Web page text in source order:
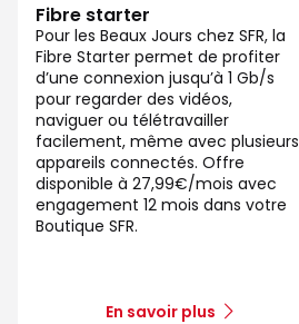
Fibre starter
Pour les Beaux Jours chez SFR, la
Fibre Starter permet de profiter
d’une connexion jusqu’à 1 Gb/s
pour regarder des vidéos,
naviguer ou télétravailler
facilement, même avec plusieurs
appareils connectés. Offre
disponible à 27,99€/mois avec
engagement 12 mois dans votre
Boutique SFR.
En savoir plus